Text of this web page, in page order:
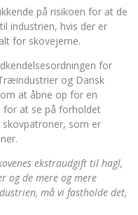
på risikoen for at de
industrien, hvis der er
for skovejerne.
for
og Dansk
at åbne op for en
for at se på forholdet
som er
ekstraudgift til hagl,
og de mere og mere
må vi fastholde det,